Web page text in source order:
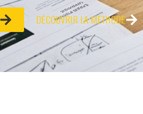
DÉCOUVRIR LA MÉTHODE